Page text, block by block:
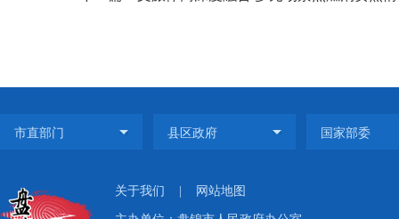
关于我们 网站地图